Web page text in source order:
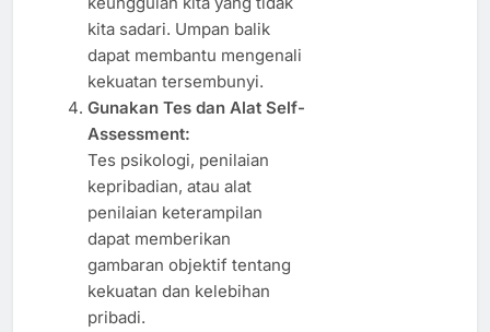
kita sadari. Umpan balik
dapat membantu mengenali
kekuatan tersembunyi.
Gunakan Tes dan Alat Self-
Assessment:
Tes psikologi, penilaian
kepribadian, atau alat
penilaian keterampilan
dapat memberikan
gambaran objektif tentang
kekuatan dan kelebihan
pribadi.